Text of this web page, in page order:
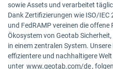
sowie Assets und verarbeitet
Dank Zertifizierungen wie ISO/IEC
und FedRAMP vereinen die
Ökosystem von Geotab
in einem zentralen System.
effizientere und nachhaltigere
unter www.geotab.com/de,